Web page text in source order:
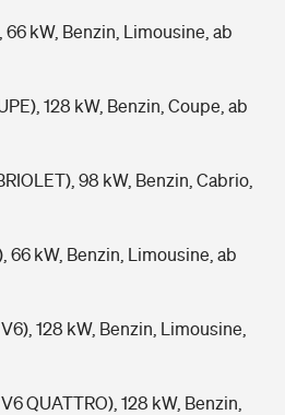
kW, Benzin, Limousine, ab
128 kW, Benzin, Coupe, ab
98 kW, Benzin, Cabrio,
66 kW, Benzin, Limousine, ab
128 kW, Benzin, Limousine,
QUATTRO), 128 kW, Benzin,